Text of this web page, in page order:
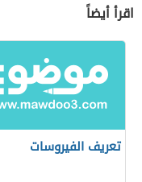
اقرأ أيضاً
تعريف الفيروسات